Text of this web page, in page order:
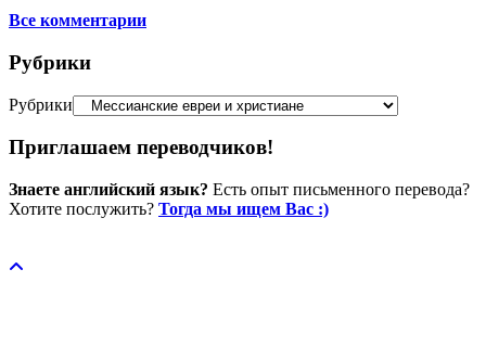
Все комментарии
Рубрики
Рубрики
Приглашаем переводчиков!
Знаете английский язык? Есть опыт письменного перевода?
Хотите послужить? Тогда мы ищем Вас :)